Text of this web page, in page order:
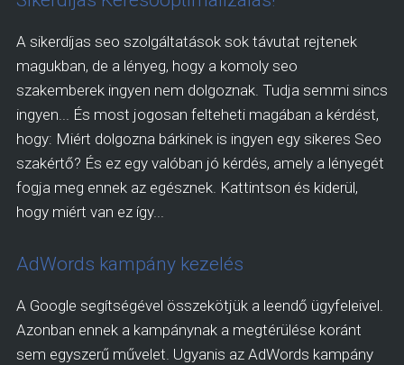
A sikerdíjas seo szolgáltatások sok távutat rejtenek
magukban, de a lényeg, hogy a komoly seo
szakemberek ingyen nem dolgoznak. Tudja semmi sincs
ingyen... És most jogosan felteheti magában a kérdést,
hogy: Miért dolgozna bárkinek is ingyen egy sikeres Seo
szakértő? És ez egy valóban jó kérdés, amely a lényegét
fogja meg ennek az egésznek. Kattintson és kiderül,
hogy miért van ez így...
AdWords kampány kezelés
A Google segítségével összekötjük a leendő ügyfeleivel.
Azonban ennek a kampánynak a megtérülése koránt
sem egyszerű művelet. Ugyanis az AdWords kampány